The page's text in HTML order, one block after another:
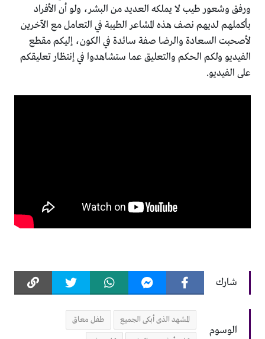
ورفق وشعور طيب لا يملكه العديد من البشر، ولو أن الأفراد
بأكملهم لديهم نصف هذه المشاعر الطيبة في التعامل مع الآخرين
لأصحبت السعادة والرضا صفة سائدة في الكون، إليكم مقطع
الفيديو ولكم الحكم والتعليق عما ستشاهدوا في إنتظار تعليقكم
على الفيديو.
شارك
الوسوم
المشهد الذى أبكى الجميع طفل معاق